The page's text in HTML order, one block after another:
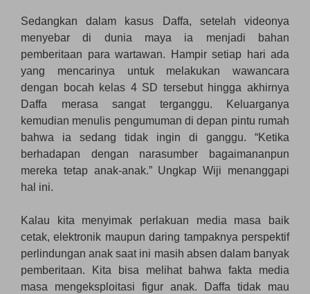
Sedangkan dalam kasus Daffa, setelah videonya
menyebar di dunia maya ia menjadi bahan
pemberitaan para wartawan. Hampir setiap hari ada
yang mencarinya untuk melakukan wawancara
dengan bocah kelas 4 SD tersebut hingga akhirnya
Daffa merasa sangat terganggu. Keluarganya
kemudian menulis pengumuman di depan pintu rumah
bahwa ia sedang tidak ingin di ganggu. “Ketika
berhadapan dengan narasumber bagaimananpun
mereka tetap anak-anak.” Ungkap Wiji menanggapi
hal ini.
Kalau kita menyimak perlakuan media masa baik
cetak, elektronik maupun daring tampaknya perspektif
perlindungan anak saat ini masih absen dalam banyak
pemberitaan. Kita bisa melihat bahwa fakta media
masa mengeksploitasi figur anak. Daffa tidak mau